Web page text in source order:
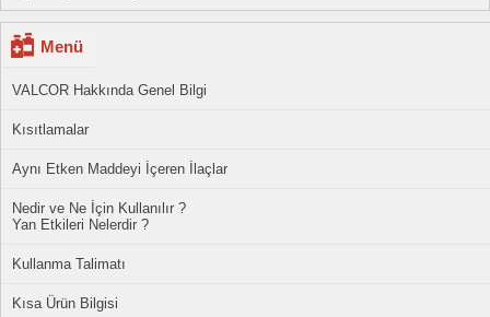
Menü
VALCOR Hakkında Genel Bilgi
Kısıtlamalar
Aynı Etken Maddeyi İçeren İlaçlar
Nedir ve Ne İçin Kullanılır ?
Yan Etkileri Nelerdir ?
Kullanma Talimatı
Kısa Ürün Bilgisi